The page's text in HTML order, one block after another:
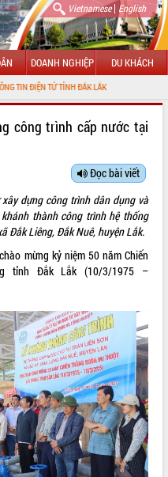
Vietnamese| English
DOANH NGHIỆP DU KHÁCH
TỬ TỈNH ĐẮK LẮK
công trình cấp nước tại
Đọc bài viết
dựng công trình dân dụng và
thành công trình hệ thống
Đắk Liêng, Đắk Nuê, huyện Lắk.
mừng kỷ niệm 50 năm Chiến
tỉnh Đắk Lắk (10/3/1975 –